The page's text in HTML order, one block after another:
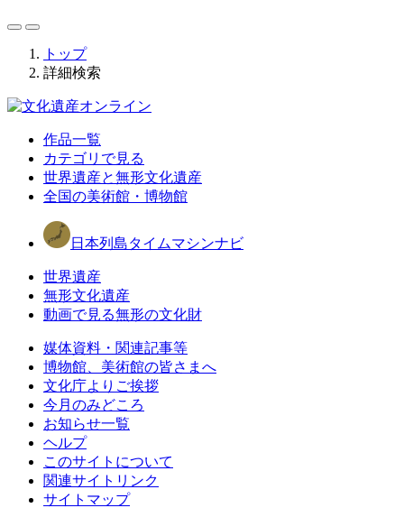
トップ
詳細検索
作品一覧
カテゴリで見る
世界遺産と無形文化遺産
全国の美術館・博物館
日本列島タイムマシンナビ
世界遺産
無形文化遺産
動画で見る無形の文化財
媒体資料・関連記事等
博物館、美術館の皆さまへ
文化庁よりご挨拶
今月のみどころ
お知らせ一覧
ヘルプ
このサイトについて
関連サイトリンク
サイトマップ